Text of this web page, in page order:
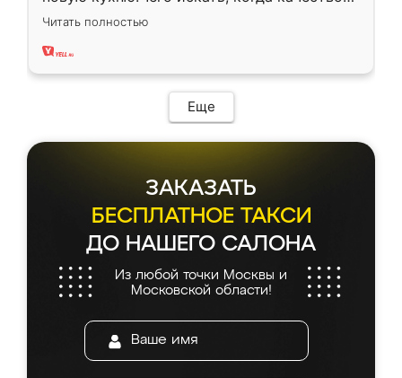
вполне довольна. Служит кухня уже почти
два года, нареканий нет.
Читать полностью
Еще
ЗАКАЗАТЬ
БЕСПЛАТНОЕ ТАКСИ
ДО НАШЕГО САЛОНА
Из любой точки Москвы и
Московской области!